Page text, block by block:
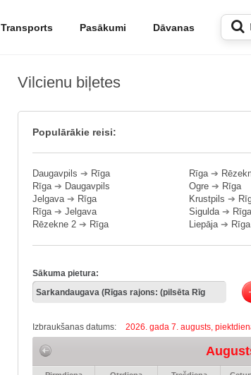
Transports Pasākumi Dāvanas
Vilcienu biļetes
Populārākie reisi:
Daugavpils ➔ Rīga
Rīga➔ Daugavpils
Jelgava➔ Rīga
Rīga➔ Jelgava
Rēzekne 2 ➔ Rīga
Rīga➔
Ogre ➔ Rīga
Krustpils ➔
Sigulda➔
Liepāja➔ Rīga
Sākuma pietura:
Izbraukšanas datums: 2026. gada 7. augusts,